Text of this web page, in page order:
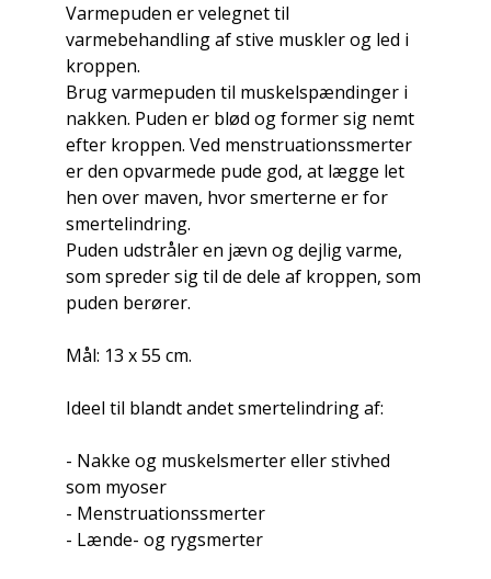
Varmepuden er velegnet til
varmebehandling af stive muskler og led i
kroppen.
Brug varmepuden til muskelspændinger i
nakken. Puden er blød og former sig nemt
efter kroppen. Ved menstruationssmerter
er den opvarmede pude god, at lægge let
hen over maven, hvor smerterne er for
smertelindring.
Puden udstråler en jævn og dejlig varme,
som spreder sig til de dele af kroppen, som
puden berører.
Mål: 13 x 55 cm.
Ideel til blandt andet smertelindring af:
- Nakke og muskelsmerter eller stivhed
som myoser
- Menstruationssmerter
- Lænde- og rygsmerter